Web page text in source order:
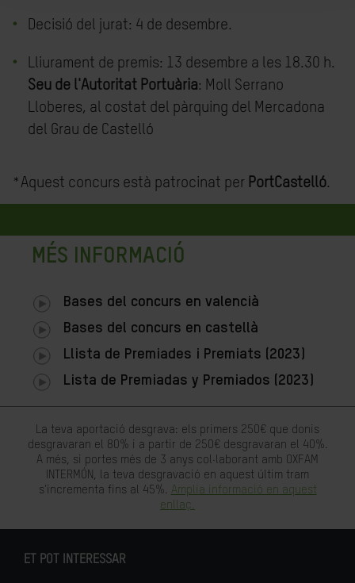
Decisió del jurat: 4 de desembre.
Lliurament de premis: 13 desembre a les 18.30 h.
Seu de l'Autoritat Portuària: Moll Serrano
Lloberes, al costat del pàrquing del Mercadona
del Grau de Castelló
*Aquest concurs està patrocinat per PortCastelló.
MÉS INFORMACIÓ
Bases del concurs en valencià
Bases del concurs en castellà
Llista de Premiades i Premiats (2023)
Lista de Premiadas y Premiados (2023)
La teva aportació desgrava: els primers 250€ que donis
desgravaran el 80% i a partir de 250€ desgravaran el 40%.
A més, si portes més de 3 anys col·laborant amb OXFAM
INTERMÓN, la teva desgravació en aquest últim tram
s'incrementa fins al 45%. Amplia informació en aquest
enllaç.
ET POT INTERESSAR